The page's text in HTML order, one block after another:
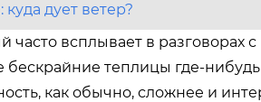
дует ветер?
часто всплывает в
бескрайние теплицы где-
как обычно, сложнее и